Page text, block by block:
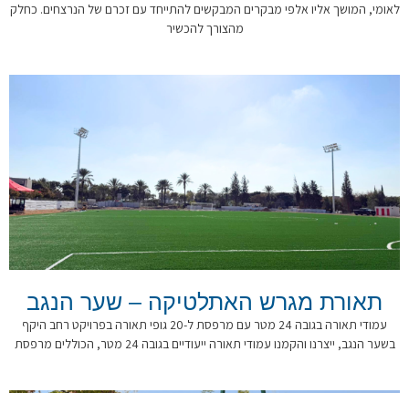
לאומי, המושך אליו אלפי מבקרים המבקשים להתייחד עם זכרם של הנרצחים. כחלק
מהצורך להכשיר
תאורת מגרש האתלטיקה – שער הנגב
עמודי תאורה בגובה 24 מטר עם מרפסת ל-20 גופי תאורה בפרויקט רחב היקף
בשער הנגב, ייצרנו והקמנו עמודי תאורה ייעודיים בגובה 24 מטר, הכוללים מרפסת